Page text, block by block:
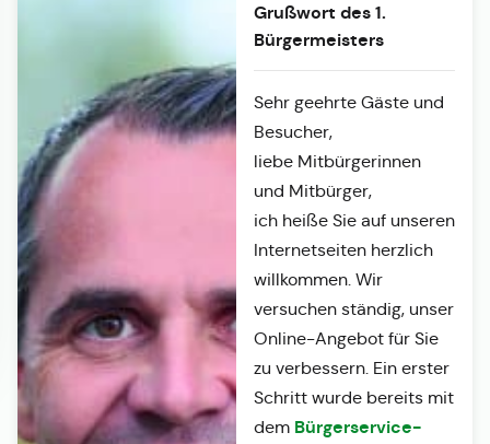
Grußwort des 1.
Bürgermeisters
Sehr geehrte Gäste und
Besucher,
liebe Mitbürgerinnen
und Mitbürger,
ich heiße Sie auf unseren
Internetseiten herzlich
willkommen. Wir
versuchen ständig, unser
Online-Angebot für Sie
zu verbessern. Ein erster
Schritt wurde bereits mit
dem Bürgerservice-